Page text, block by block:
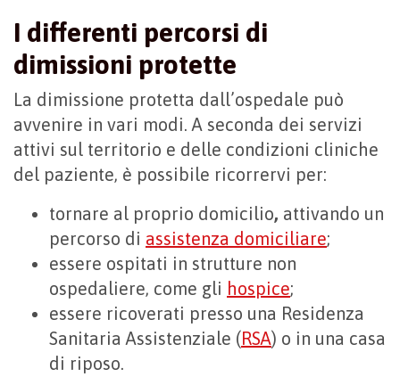
I differenti percorsi di
dimissioni protette
La dimissione protetta dall’ospedale può
avvenire in vari modi. A seconda dei servizi
attivi sul territorio e delle condizioni cliniche
del paziente, è possibile ricorrervi per:
tornare al proprio domicilio, attivando un
percorso di assistenza domiciliare;
essere ospitati in strutture non
ospedaliere, come gli hospice;
essere ricoverati presso una Residenza
Sanitaria Assistenziale (RSA) o in una casa
di riposo.